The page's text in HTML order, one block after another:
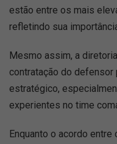
estão entre os mais
refletindo sua
Mesmo assim, a
contratação do
estratégico,
experientes no time
Enquanto o acordo entre